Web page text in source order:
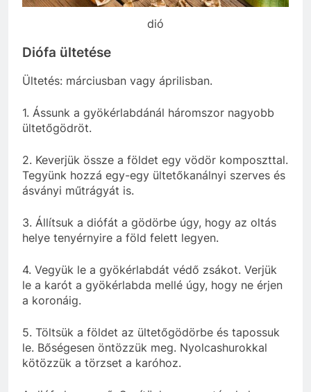
dió
Diófa ültetése
Ültetés: márciusban vagy áprilisban.
1. Ássunk a gyökérlabdánál háromszor nagyobb
ültetőgödröt.
2. Keverjük össze a földet egy vödör komposzttal.
Tegyünk hozzá egy-egy ültetőkanálnyi szerves és
ásványi műtrágyát is.
3. Állítsuk a diófát a gödörbe úgy, hogy az oltás
helye tenyérnyire a föld felett legyen.
4. Vegyük le a gyökérlabdát védő zsákot. Verjük
le a karót a gyökérlabda mellé úgy, hogy ne érjen
a koronáig.
5. Töltsük a földet az ültetőgödörbe és tapossuk
le. Bőségesen öntözzük meg. Nyolcashurokkal
kötözzük a törzset a karóhoz.